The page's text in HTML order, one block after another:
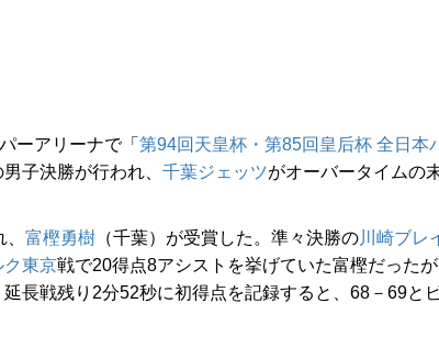
ーアリーナで「 第94回天皇杯・第85回皇后杯 全日本
子決勝が行われ、 千葉ジェッツがオーバータイムの
富樫勇樹 （千葉）が受賞した。準々決勝の川崎ブレ
ク東京戦で20得点8アシストを挙げていた富樫だった
長戦残り2分52秒に初得点を記録すると、68－69と